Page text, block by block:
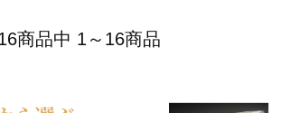
商品中 1～16商品